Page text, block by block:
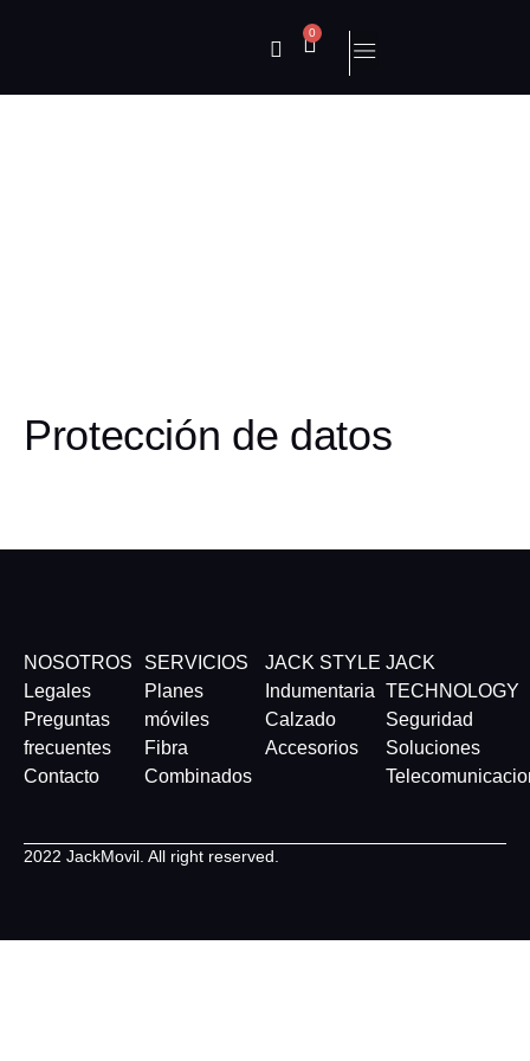
0
Protección de datos
NOSOTROS
Legales
Preguntas
frecuentes
Contacto
SERVICIOS
Planes
móviles
Fibra
Combinados
JACK STYLE
Indumentaria
Calzado
Accesorios
JACK
TECHNOLOGY
Seguridad
Soluciones
2022 JackMovil. All right reserved.